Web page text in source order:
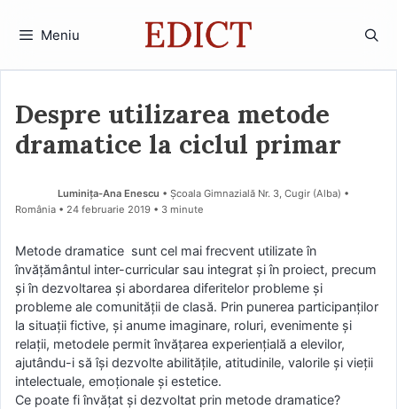
Meniu
Despre utilizarea metode
dramatice la ciclul primar
Luminița-Ana Enescu • Școala Gimnazială Nr. 3, Cugir (Alba) •
România
24 februarie 2019 • 3 minute
Metode dramatice sunt cel mai frecvent utilizate în
învățământul inter-curricular sau integrat și în proiect, precum
și în dezvoltarea și abordarea diferitelor probleme și
probleme ale comunității de clasă. Prin punerea participanților
la situații fictive, și anume imaginare, roluri, evenimente și
relații, metodele permit învățarea experiențială a elevilor,
ajutându-i să își dezvolte abilitățile, atitudinile, valorile și vieții
intelectuale, emoționale și estetice.
Ce poate fi învățat și dezvoltat prin metode dramatice?